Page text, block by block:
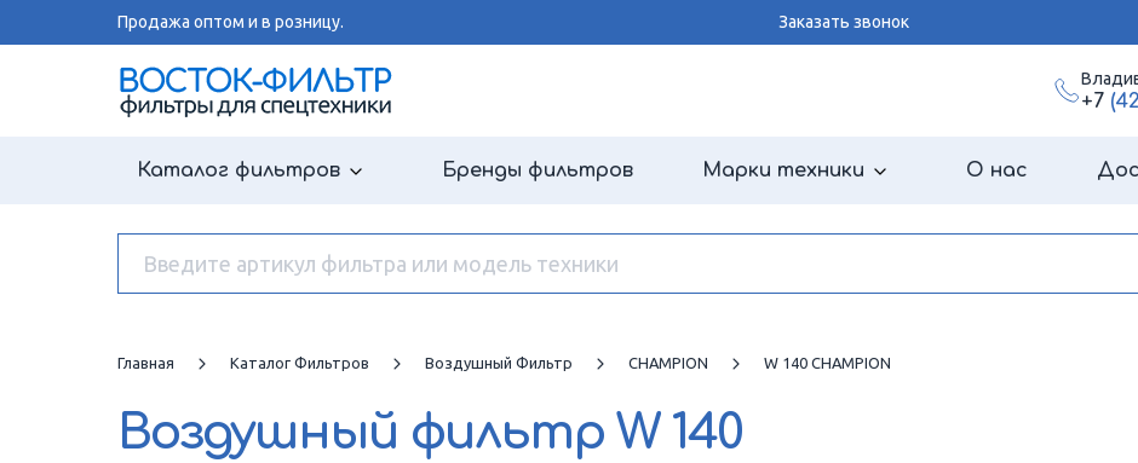
Продажа оптом и в розницу. Заказать звонок
+7
Каталог фильтров Бренды фильтров Марки техники О нас
Главная Каталог Фильтров Воздушный Фильтр CHAMPION W 140 CHAMPION
Воздушный фильтр W 140